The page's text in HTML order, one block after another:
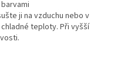
ji na vzduchu nebo v
teploty. Při vyšší